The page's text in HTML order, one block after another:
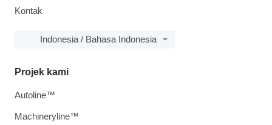
Kontak
Indonesia / Bahasa Indonesia
Projek kami
Autoline™
Machineryline™